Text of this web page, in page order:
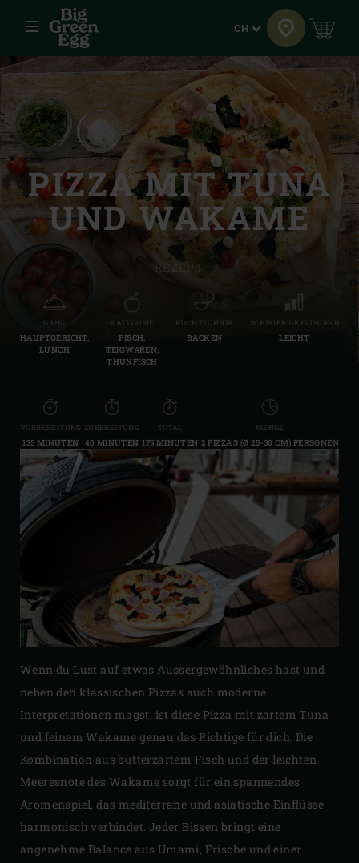
Menü Sprache
CH
PIZZA MIT TUNA
UND WAKAME
REZEPT
GANG
HAUPTGERICHT,
LUNCH
KATEGORIE
FISCH,
TEIGWAREN,
THUNFISCH
KOCHTECHNIK
BACKEN
SCHWIERIGKEITSGRAD
LEICHT
VORBEREITUNG
135 MINUTEN
ZUBEREITUNG
40 MINUTEN
TOTAL
175 MINUTEN
MENGE
2 PIZZA'S (Ø 25-30 CM) PERSONEN
Wenn du Lust auf etwas Aussergewöhnliches hast und
neben den klassischen Pizzas auch moderne
Interpretationen magst, ist diese Pizza mit zartem Tuna
und feinem Wakame genau das Richtige für dich. Die
Kombination aus butterzartem Fisch und der leichten
Meeresnote des Wakame sorgt für ein spannendes
Aromenspiel, das mediterrane und asiatische Einflüsse
harmonisch verbindet. Jeder Bissen bringt eine
angenehme Balance aus Umami, Frische und einer